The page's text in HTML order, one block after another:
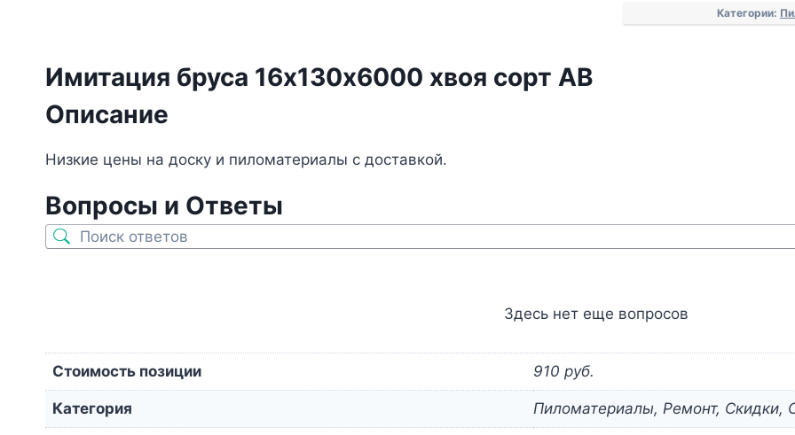
Категории:
Имитация бруса 16х130х6000 хвоя сорт АВ
Описание
Низкие цены на доску и пиломатериалы с доставкой.
Вопросы и Ответы
Здесь нет еще вопросов
Стоимость позиции 910 руб.
Категория Пиломатериалы, Ремонт, Скидки,